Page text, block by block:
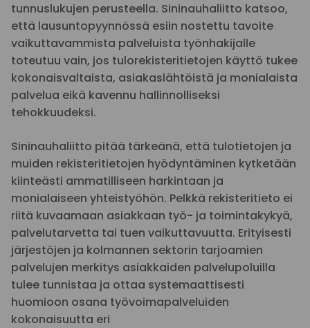
tunnuslukujen perusteella. Sininauhaliitto katsoo,
että lausuntopyynnössä esiin nostettu tavoite
vaikuttavammista palveluista työnhakijalle
toteutuu vain, jos tulorekisteritietojen käyttö tukee
kokonaisvaltaista, asiakaslähtöistä ja monialaista
palvelua eikä kavennu hallinnolliseksi
tehokkuudeksi.
Sininauhaliitto pitää tärkeänä, että tulotietojen ja
muiden rekisteritietojen hyödyntäminen kytketään
kiinteästi ammatilliseen harkintaan ja
monialaiseen yhteistyöhön. Pelkkä rekisteritieto ei
riitä kuvaamaan asiakkaan työ- ja toimintakykyä,
palvelutarvetta tai tuen vaikuttavuutta. Erityisesti
järjestöjen ja kolmannen sektorin tarjoamien
palvelujen merkitys asiakkaiden palvelupoluilla
tulee tunnistaa ja ottaa systemaattisesti
huomioon osana työvoimapalveluiden
kokonaisuutta eri